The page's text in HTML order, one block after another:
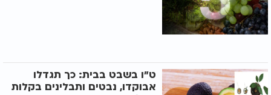
ט"ו בשבט בבית: כך תגדלו
אבוקדו, נבטים ותבלינים בקלות